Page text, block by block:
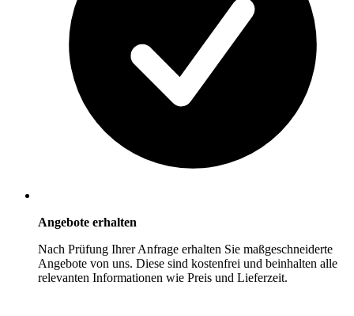
Angebote erhalten
Nach Prüfung Ihrer Anfrage erhalten Sie maßgeschneiderte
Angebote von uns. Diese sind kostenfrei und beinhalten alle
relevanten Informationen wie Preis und Lieferzeit.